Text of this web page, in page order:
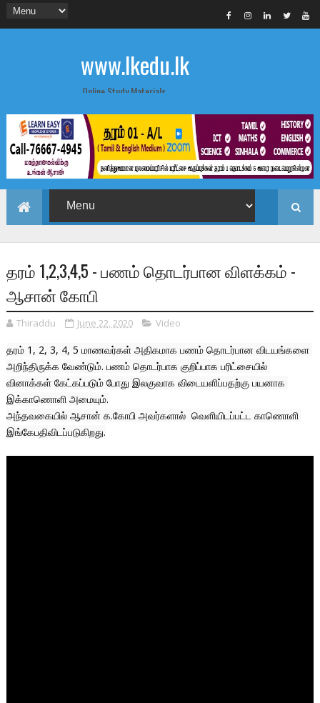
www.lkedu.lk
Online Study Materials
தரம் 1,2,3,4,5 - பணம் தொடர்பான விளக்கம் -
ஆசான் கோபி
Thiraddu June 22, 2020 Video
தரம் 1, 2, 3, 4, 5 மாணவர்கள் அதிகமாக பணம் தொடர்பான விடயங்களை
அறிந்திருக்க வேண்டும். பணம் தொடர்பாக குறிப்பாக பரிட்சையில்
வினாக்கள் கேட்கப்படும் போது இலகுவாக விடையளிப்பதற்கு பயனாக
இக்காணொளி அமையும்.
அந்தவகையில் ஆசான் க.கோபி அவர்களால்  வெளியிடப்பட்ட காணொளி
இங்கேபதிவிடப்படுகிறது.